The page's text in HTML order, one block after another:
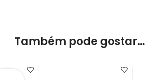
Também pode gostar…